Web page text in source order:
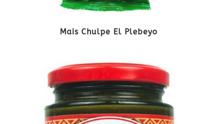
Mais Chulpe El Plebeyo